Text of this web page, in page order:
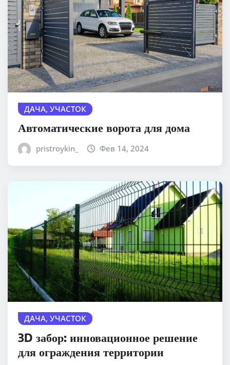
ДАЧА, УЧАСТОК
Автоматические ворота для дома
pristroykin_ Фев 14, 2024
ДАЧА, УЧАСТОК
3D забор: инновационное решение
для ограждения территории